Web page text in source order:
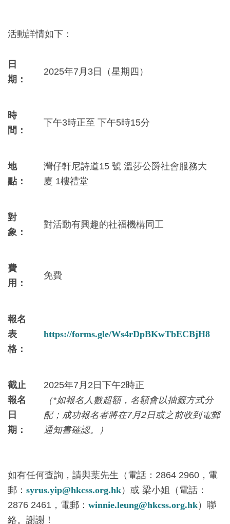
活動詳情如下：
日
期：
2025年7月3日（星期四）
時
間：
下午3時正至 下午5時15分
地
點：
灣仔軒尼詩道15 號 溫莎公爵社會服務大
廈 1樓禮堂
對
象：
對活動有興趣的社福機構同工
費
用：
免費
報名
表
格：
https://forms.gle/Ws4rDpBKwTbECBjH8
截止
報名
日
期：
2025年7月2日下午2時正
（*如報名人數超額，名額會以抽籤方式分
配；成功報名者將在7月2日或之前收到電郵
通知書確認。）
如有任何查詢，請與葉先生（電話：2864 2960，電
郵： syrus.yip@hkcss.org.hk）或 梁小姐（電話：
2876 2461，電郵： winnie.leung@hkcss.org.hk）聯
絡。謝謝！